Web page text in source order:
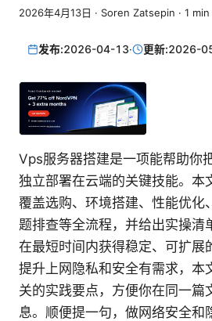
2026年4月13日 · Soren Zatsepin · 1 min
发布:2026-04-13· 更新:2026-
Vps服务器搭建是一项能帮助你
独立部署在云端的关键技能。本
覆盖选购、环境搭建、性能优化
题排查等全流程，并给出实操清
在最短时间内获得稳定、可扩展
提升上网隐私和安全有需求，本
关的实践要点，方便你在同一篇
息。顺便提一句，做网络安全和